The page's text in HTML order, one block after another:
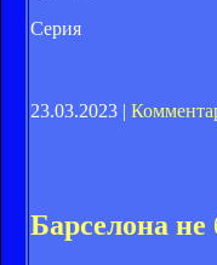
Серия
23.03.2023 |
Барселона не